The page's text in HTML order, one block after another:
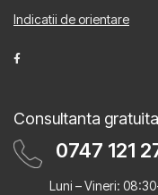
Indicatii de orientare
Consultanta gratuita
0747 121
Luni – Vineri: